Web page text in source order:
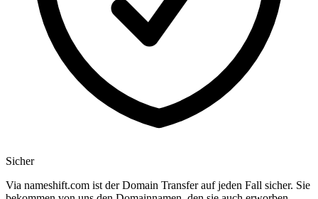
Sicher
Via nameshift.com ist der Domain Transfer auf jeden Fall sicher. Sie